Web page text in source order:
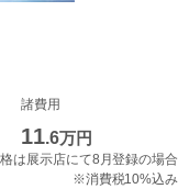
諸費用
11.6万円
は展示店にて8月登録の場合
※消費税10%込み